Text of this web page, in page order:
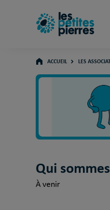
ACCUEIL LES
Qui
À venir